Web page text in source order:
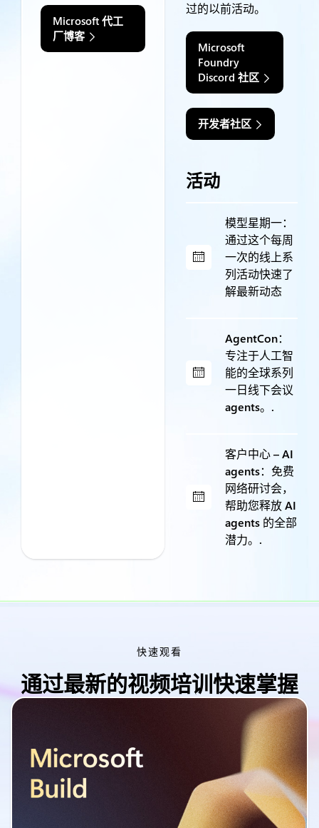
Microsoft 代工
厂博客
过的以前活动。
Microsoft
Foundry
Discord 社区
开发者社区
活动
模型星期一：
通过这个每周
一次的线上系
列活动快速了
解最新动态
AgentCon：
专注于人工智
能的全球系列
一日线下会议
agents。.
客户中心 – AI
agents：免费
网络研讨会，
帮助您释放 AI
agents 的全部
潜力。.
快速观看
通过最新的视频培训快速掌握